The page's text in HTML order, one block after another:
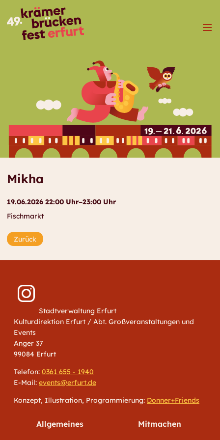
Menü
Mikha
19.06.2026 22:00 Uhr–23:00 Uhr
Fischmarkt
Zurück
Stadtverwaltung Erfurt
Kulturdirektion Erfurt / Abt. Großveranstaltungen und
Events
Anger 37
99084 Erfurt
Telefon: 0361 655 - 1940
E-Mail: events@erfurt.de
Konzept, Illustration, Programmierung: Donner+Friends
Allgemeines Mitmachen